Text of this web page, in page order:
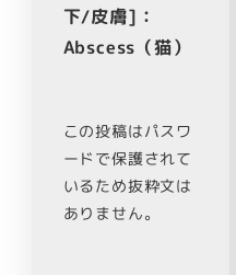
下/皮膚]：
Abscess（猫）
この投稿はパスワ
ードで保護されて
いるため抜粋文は
ありません。